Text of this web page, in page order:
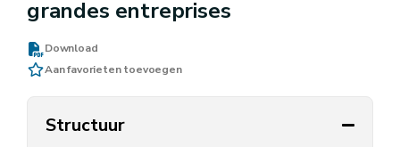
grandes entreprises
Download
Aan favorieten toevoegen
Structuur